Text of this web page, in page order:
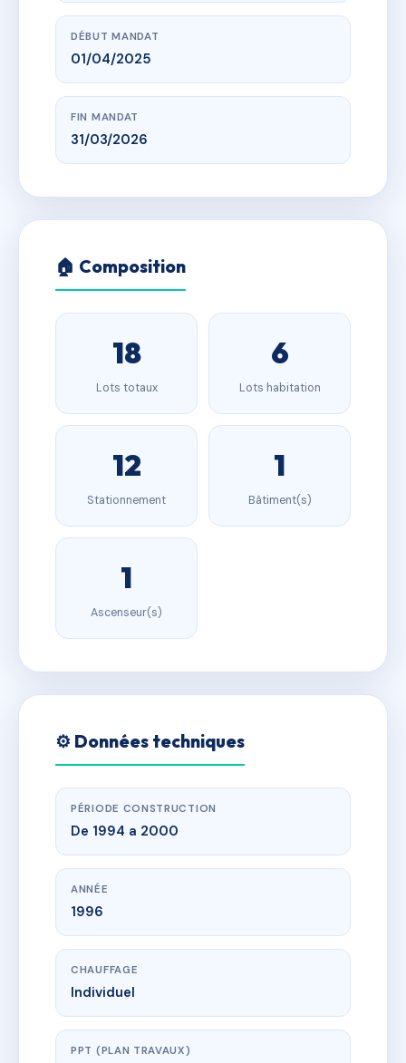
DÉBUT MANDAT
01/04/2025
FIN MANDAT
31/03/2026
🏠 Composition
18
Lots totaux
6
Lots habitation
12
Stationnement
1
Bâtiment(s)
1
Ascenseur(s)
⚙️ Données techniques
PÉRIODE CONSTRUCTION
De 1994 a 2000
ANNÉE
1996
CHAUFFAGE
Individuel
PPT (PLAN TRAVAUX)